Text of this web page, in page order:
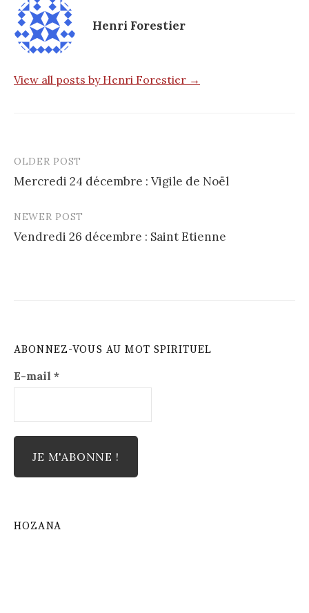
Henri Forestier
View all posts by Henri Forestier →
Post
navigation
OLDER POST
Mercredi 24 décembre : Vigile de Noël
NEWER POST
Vendredi 26 décembre : Saint Etienne
ABONNEZ-VOUS AU MOT SPIRITUEL
E-mail *
HOZANA